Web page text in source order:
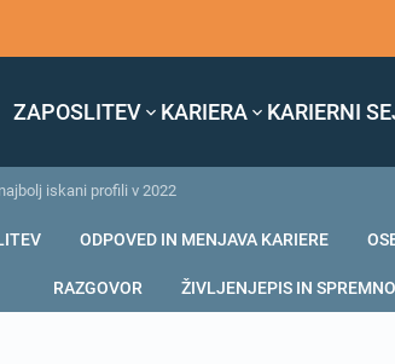
ZAPOSLITEV KARIERA KARIERNI
iskani profili v 2022
ODPOVED IN MENJAVA KARIERE
RAZGOVOR ŽIVLJENJEPIS IN